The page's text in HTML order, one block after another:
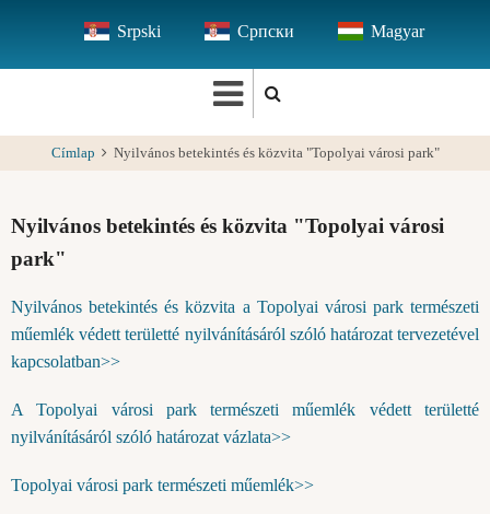
tartalomra
Srpski Српски Magyar
Címlap Nyilvános betekintés és közvita "Topolyai városi park"
Nyilvános betekintés és közvita "Topolyai városi
park"
Nyilvános betekintés és közvita a Topolyai városi park természeti
műemlék védett területté nyilvánításáról szóló határozat tervezetével
kapcsolatban>>
A Topolyai városi park természeti műemlék védett területté
nyilvánításáról szóló határozat vázlata>>
Topolyai városi park természeti műemlék>>